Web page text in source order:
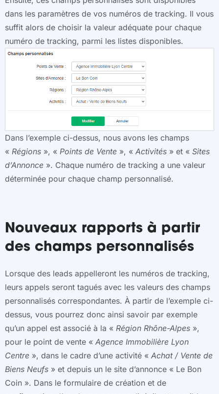
dans les paramètres de vos numéros de tracking. Il vous
suffit alors de choisir la valeur adéquate pour chaque
numéro de tracking, parmi les listes disponibles.
Dans l’exemple ci-dessus, nous avons les champs
« Régions », « Points de Vente », « Activités » et « Sites
d’Annonce ». Chaque numéro de tracking a une valeur
déterminée pour chaque champ personnalisé.
Nouveaux rapports à partir
des champs personnalisés
Lorsque des leads appelleront les numéros de tracking,
leurs appels seront tagués avec les valeurs des champs
personnalisés correspondantes. À partir de l’exemple ci-
dessus, vous pourrez donc ainsi savoir par exemple
qu’un appel est associé à la « Région Rhône-Alpes »,
pour le point de vente « Agence Immobilière Lyon
Centre », dans le cadre d’une activité « Achat / Vente de
Biens Neufs » et depuis un le site d’annonce « Le Bon
Coin ». Dans le formulaire de création et de